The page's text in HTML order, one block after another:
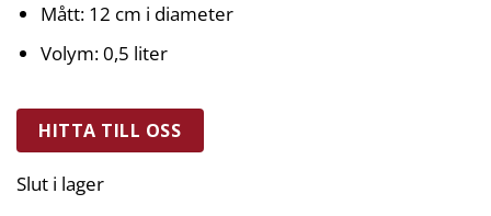
Mått: 12 cm i diameter
Volym: 0,5 liter
HITTA TILL OSS
Slut i lager